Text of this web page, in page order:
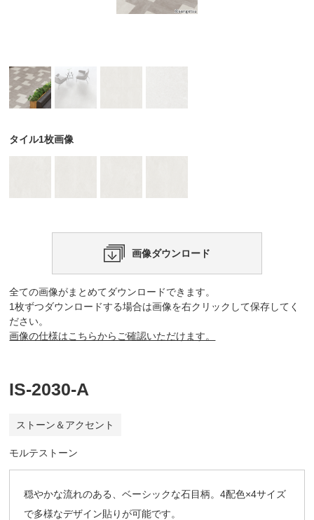
タイル1枚画像
画像ダウンロード
全ての画像がまとめてダウンロードできます。
1枚ずつダウンロードする場合は画像を右クリックして保存してく
ださい。
画像の仕様はこちらからご確認いただけます。
IS-2030-A
ストーン＆アクセント
モルテストーン
穏やかな流れのある、ベーシックな石目柄。4配色×4サイズ
で多様なデザイン貼りが可能です。